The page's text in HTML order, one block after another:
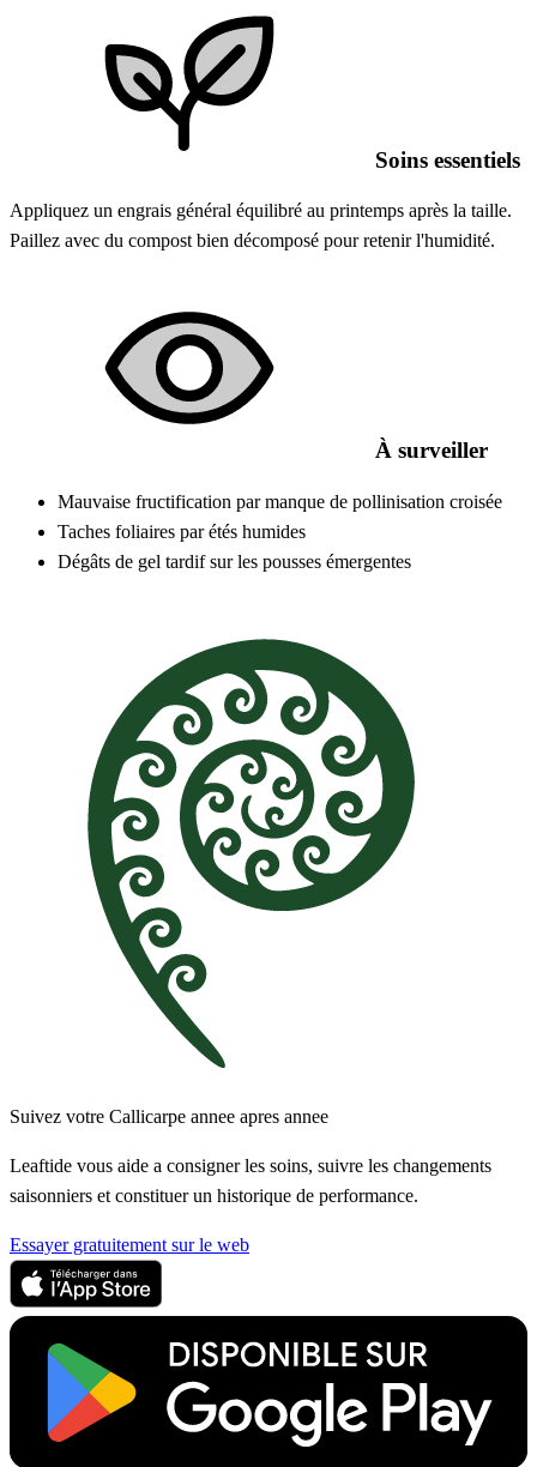
Soins essentiels
Appliquez un engrais général équilibré au printemps après la taille.
Paillez avec du compost bien décomposé pour retenir l'humidité.
À surveiller
Mauvaise fructification par manque de pollinisation croisée
Taches foliaires par étés humides
Dégâts de gel tardif sur les pousses émergentes
Suivez votre Callicarpe annee apres annee
Leaftide vous aide a consigner les soins, suivre les changements
saisonniers et constituer un historique de performance.
Essayer gratuitement sur le web